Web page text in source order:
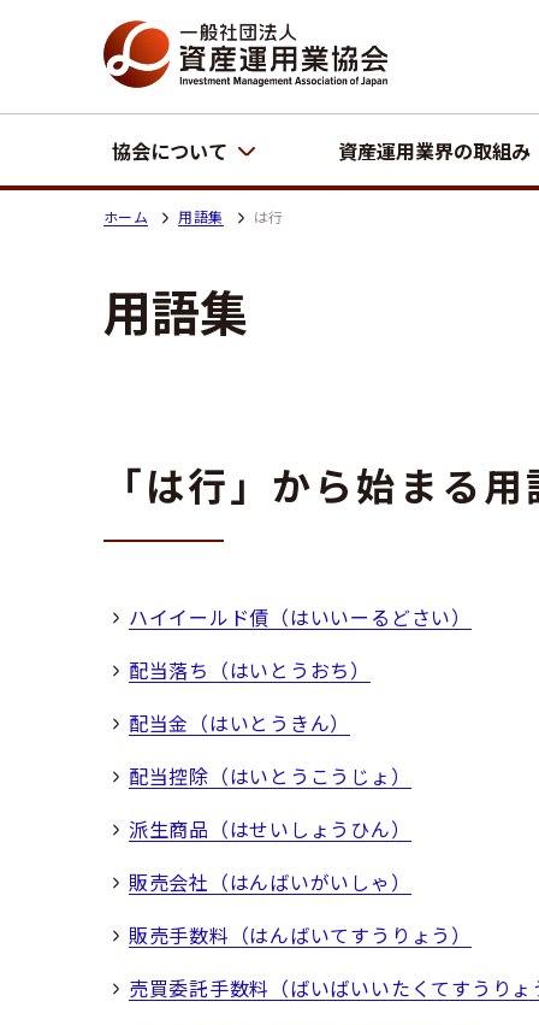
協会について 資産運用業界の取組み
ホーム 用語集 は行
用語集
「は行」から始まる用
ハイイールド債（はいいーるどさい）
配当落ち（はいとうおち）
配当金（はいとうきん）
配当控除（はいとうこうじょ）
派生商品（はせいしょうひん）
販売会社（はんばいがいしゃ）
販売手数料（はんばいてすうりょう）
売買委託手数料（ばいばいいたくてすうりょ